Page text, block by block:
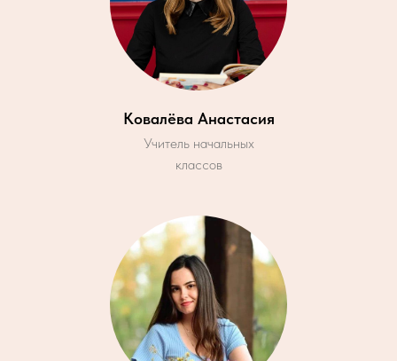
Ковалёва Анастасия
Учитель начальных
классов